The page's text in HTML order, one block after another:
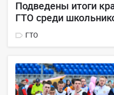
Подведены итоги
ГТО среди
ГТО